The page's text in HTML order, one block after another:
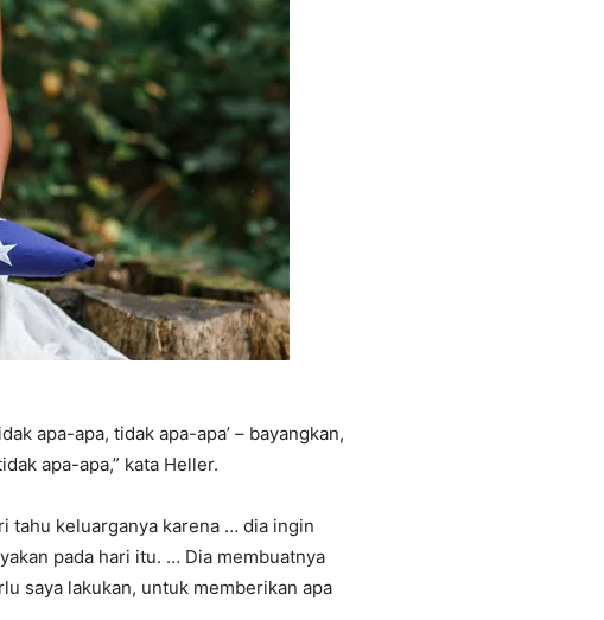
apa-apa, tidak apa-apa’ – bayangkan,
apa-apa,” kata Heller.
tahu keluarganya karena … dia ingin
pada hari itu. … Dia membuatnya
saya lakukan, untuk memberikan apa